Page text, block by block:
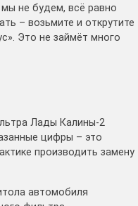
не будем, всё равно
– возьмите и открутите
Это не займёт много
Лады Калины-2
цифры – это
производить замену
автомобиля